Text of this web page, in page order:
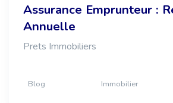
Assurance Emprunteur :
Annuelle
Prets Immobiliers
Blog Immobilier